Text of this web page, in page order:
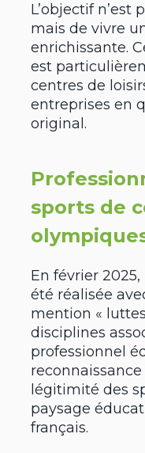
L’objectif n’est
mais de vivre
enrichissante.
est
centres de
entreprises en
original.
sports de
En février
été réalisée
mention «
disciplines
professionnel
légitimité des
paysage
français.